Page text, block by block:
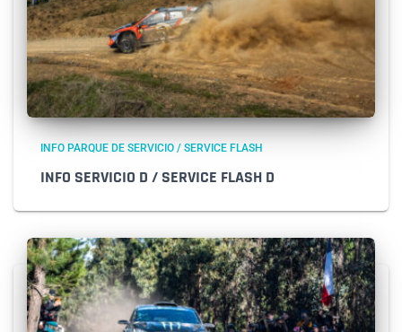
INFO PARQUE DE SERVICIO / SERVICE FLASH
INFO SERVICIO D / SERVICE FLASH D